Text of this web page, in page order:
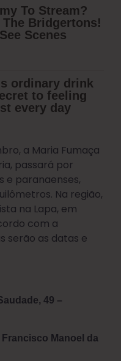
a Maria Fumaça
passará por
e paranaenses,
Na região,
na Lapa, em
com a
serão as datas e
49 –
Francisco Manoel da